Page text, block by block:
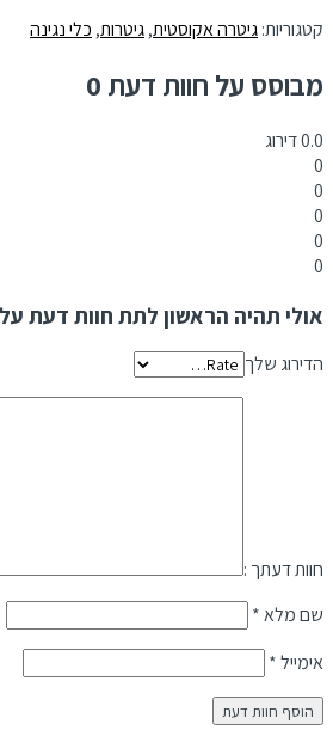
קטגוריות:גיטרה אקוסטית,גיטרות,כלי נגינה
מבוסס על חוות דעת 0
0.0דירוג
אולי תהיה הראשון לתת חוות דעת
הדירוג שלך
חוות דעתך :
שם מלא*
אימייל*